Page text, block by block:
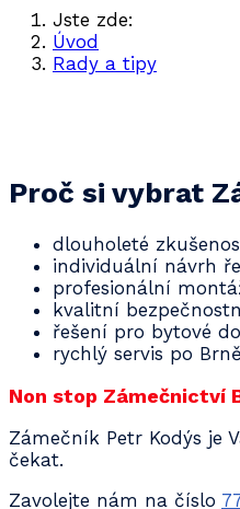
Jste zde:
Úvod
Rady a tipy
Proč si vybrat
dlouholeté
individuální návrh
profesionální
kvalitní
řešení pro bytové
rychlý servis po
Non stop Zámečnictví
Zámečník Petr Kodýs je
čekat.
Zavolejte nám na číslo